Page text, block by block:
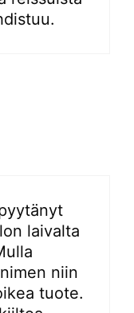
laivalta
niin
tuote.